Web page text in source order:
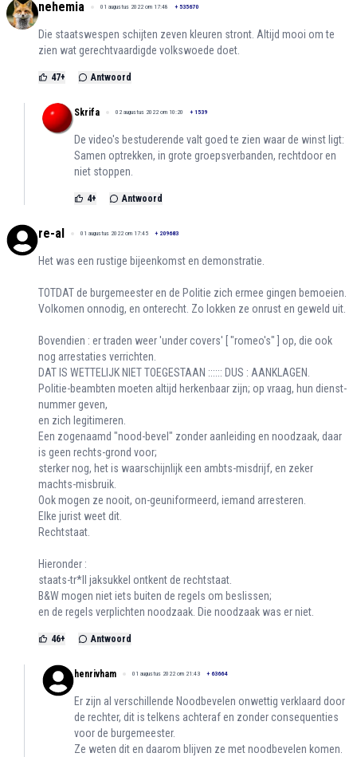
nehemia 01 augustus 2022 om 17:48 + 535670
Die staatswespen schijten zeven kleuren stront. Altijd mooi om te
zien wat gerechtvaardigde volkswoede doet.
47+ Antwoord
Skrifa 02 augustus 2022 om 10:20 + 1539
De video's bestuderende valt goed te zien waar de winst ligt:
Samen optrekken, in grote groepsverbanden, rechtdoor en
niet stoppen.
4+ Antwoord
re-al 01 augustus 2022 om 17:45 + 209683
Het was een rustige bijeenkomst en demonstratie.
TOTDAT de burgemeester en de Politie zich ermee gingen bemoeien.
Volkomen onnodig, en onterecht. Zo lokken ze onrust en geweld uit.
Bovendien : er traden weer 'under covers' [ "romeo's" ] op, die ook
nog arrestaties verrichten.
DAT IS WETTELIJK NIET TOEGESTAAN :::::: DUS : AANKLAGEN.
Politie-beambten moeten altijd herkenbaar zijn; op vraag, hun dienst-
nummer geven,
en zich legitimeren.
Een zogenaamd "nood-bevel" zonder aanleiding en noodzaak, daar
is geen rechts-grond voor;
sterker nog, het is waarschijnlijk een ambts-misdrijf, en zeker
machts-misbruik.
Ook mogen ze nooit, on-geuniformeerd, iemand arresteren.
Elke jurist weet dit.
Rechtstaat.
Hieronder :
staats-tr*ll jaksukkel ontkent de rechtstaat.
B&W mogen niet iets buiten de regels om beslissen;
en de regels verplichten noodzaak. Die noodzaak was er niet.
46+ Antwoord
henrivham 01 augustus 2022 om 21:43 + 63664
Er zijn al verschillende Noodbevelen onwettig verklaard door
de rechter, dit is telkens achteraf en zonder consequenties
voor de burgemeester.
Ze weten dit en daarom blijven ze met noodbevelen komen.